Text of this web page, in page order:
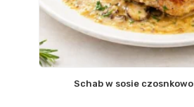
Schab w sosie